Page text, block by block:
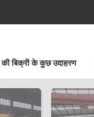
की बिक्री के कुछ उदाहरण